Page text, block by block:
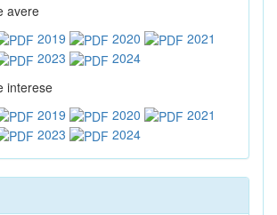
avere
2019 2020
2021
2023
2024
interese
2019 2020
2021
2023 2024